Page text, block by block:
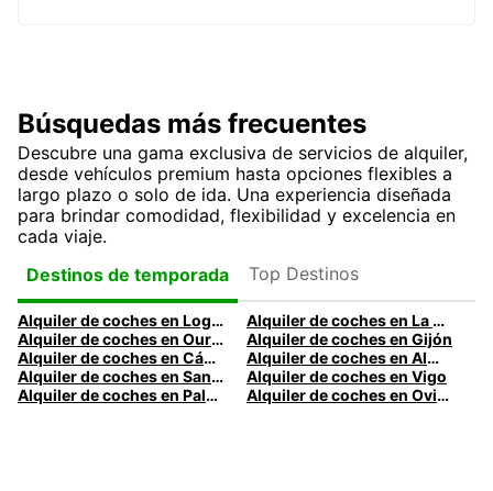
Búsquedas más frecuentes
Descubre una gama exclusiva de servicios de alquiler,
desde vehículos premium hasta opciones flexibles a
largo plazo o solo de ida. Una experiencia diseñada
para brindar comodidad, flexibilidad y excelencia en
cada viaje.
Destinos de temporada
Top Destinos
Alquiler de coches en Logroño
Alquiler de coches en La Coruña
Alquiler de coches en Ourense
Alquiler de coches en Gijón
Alquiler de coches en Cádiz
Alquiler de coches en Almería
Alquiler de coches en Santander
Alquiler de coches en Vigo
Alquiler de coches en Palma
Alquiler de coches en Oviedo